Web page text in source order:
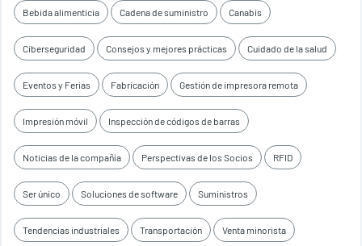
Bebida alimenticia Cadena de suministro Canabis
Ciberseguridad Consejos y mejores prácticas Cuidado de la salud
Eventos y Ferias Fabricación Gestión de impresora remota
Impresión móvil Inspección de códigos de barras
Noticias de la compañía Perspectivas de los Socios RFID
Ser único Soluciones de software Suministros
Tendencias industriales Transportación Venta minorista